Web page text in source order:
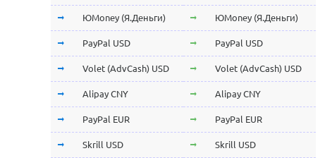
EOS EOS
NEO NEO
ChainLink LINK ChainLink LINK
Qtum Qtum
Iota MIOTA Iota MIOTA
Waves Waves
ЮMoney (Я.Деньги) ЮMoney (Я.Деньги)
PayPal USD PayPal USD
Volet (AdvCash) USD Volet (AdvCash) USD
Alipay CNY Alipay CNY
PayPal EUR PayPal EUR
Skrill USD Skrill USD